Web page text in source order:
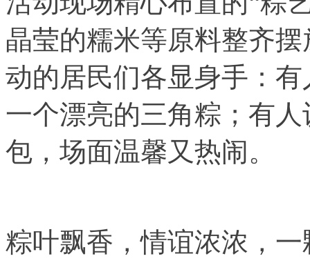
晶莹的糯米等原料整齐
动的居民们各显身手：
一个漂亮的三角粽；有
包，场面温馨又热闹。
粽叶飘香，情谊浓浓，